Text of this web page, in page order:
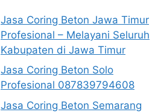
Jasa Coring Beton Jawa Timur
Profesional – Melayani Seluruh
Kabupaten di Jawa Timur
Jasa Coring Beton Solo
Profesional 087839794608
Jasa Coring Beton Semarang